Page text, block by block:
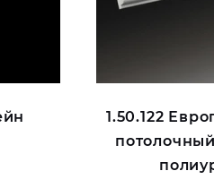
1.50.122